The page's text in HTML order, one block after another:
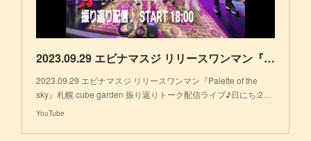
2023.09.29 エビナマスジ リリースワンマン『Palette of the sky』札幌 cube garden 振り返りトーク配信ライブ♪
2023.09.29 エビナマスジ リリースワンマン『Palette of the
sky』札幌 cube garden 振り返りトーク配信ライブ♪日にち:2…
YouTube